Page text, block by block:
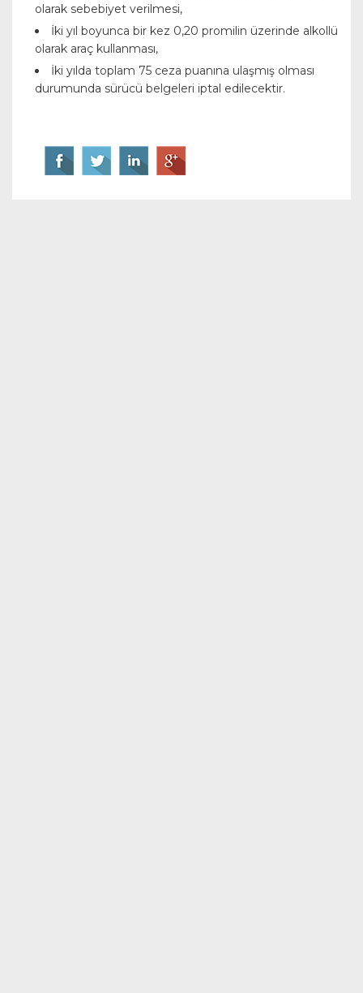
olarak sebebiyet verilmesi,
İki yıl boyunca bir kez 0,20 promilin üzerinde alkollü
olarak araç kullanması,
İki yılda toplam 75 ceza puanına ulaşmış olması
durumunda sürücü belgeleri iptal edilecektir.